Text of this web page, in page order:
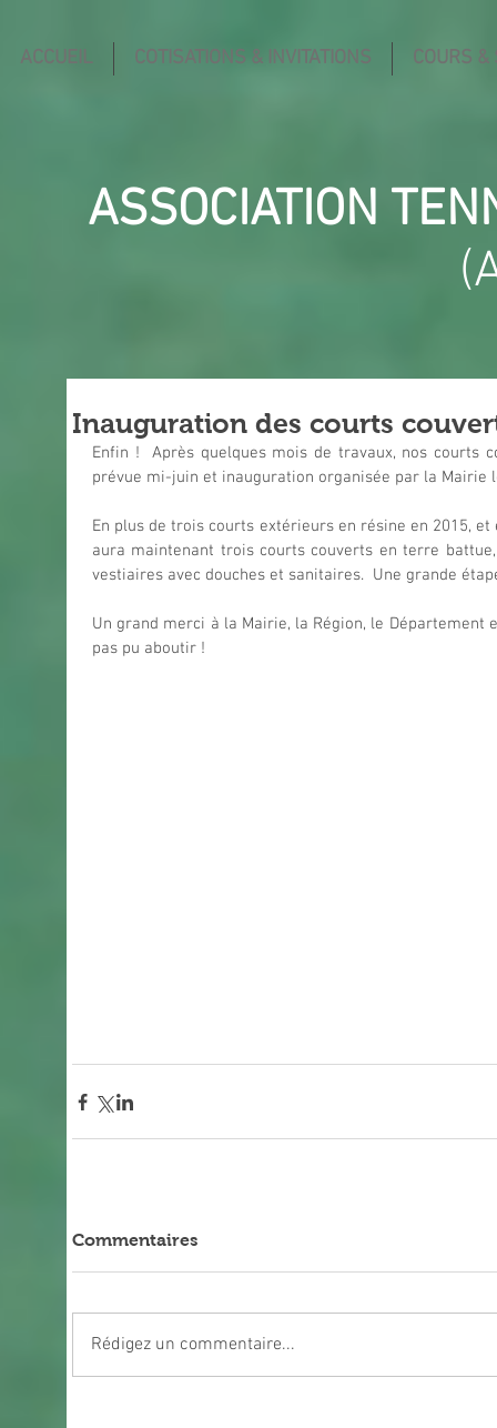
ACCUEIL COTISATIONS & INVITATIONS COURS &
ASSOCIATION
Inauguration des courts
Enfin !  Après quelques mois de travaux, nos courts
prévue mi-juin et inauguration organisée par la Mairie
En plus de trois courts extérieurs en résine en 2015,
aura maintenant trois courts couverts en terre
vestiaires avec douches et sanitaires.  Une grande
Un grand merci à la Mairie, la Région, le Département
pas pu aboutir !
Commentaires
Rédigez un commentaire...